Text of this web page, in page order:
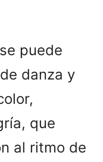
puede
danza y
que
al ritmo de